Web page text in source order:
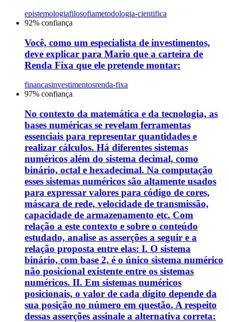
epistemologiafilosofiametodologia-cientifica
92% confiança
Você, como um especialista de investimentos,
deve explicar para Mario que a carteira de
Renda Fixa que ele pretende montar:
financasinvestimentosrenda-fixa
97% confiança
No contexto da matemática e da tecnologia, as
bases numéricas se revelam ferramentas
essenciais para representar quantidades e
realizar cálculos. Há diferentes sistemas
numéricos além do sistema decimal, como
binário, octal e hexadecimal. Na computação
esses sistemas numéricos são altamente usados
para expressar valores para código de cores,
máscara de rede, velocidade de transmissão,
capacidade de armazenamento etc. Com
relação a este contexto e sobre o conteúdo
estudado, analise as asserções a seguir e a
relação proposta entre elas: I. O sistema
binário, com base 2, é o único sistema numérico
não posicional existente entre os sistemas
numéricos. II. Em sistemas numéricos
posicionais, o valor de cada dígito depende da
sua posição no número em questão. A respeito
dessas asserções assinale a alternativa correta: